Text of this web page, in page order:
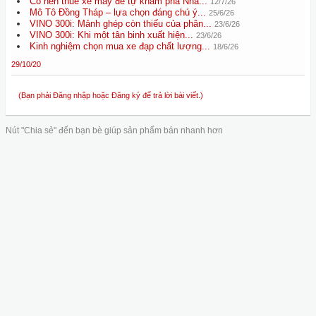
Mô Tô Đồng Tháp – lựa chọn đáng chú ý... 25/6/26
VINO 300i: Mảnh ghép còn thiếu của phân... 23/6/26
VINO 300i: Khi một tân binh xuất hiện... 23/6/26
Kinh nghiệm chọn mua xe đạp chất lượng... 18/6/26
29/10/20
(Bạn phải Đăng nhập hoặc Đăng ký để trả lời bài viết.)
Nút "Chia sẻ" đến bạn bè giúp sản phẩm bán nhanh hơn